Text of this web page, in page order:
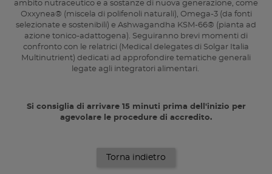
ambito nutraceutico e a sostanze di nuova generazione, come
Oxxynea® (miscela di polifenoli naturali), Omega-3 (da fonti
selezionate e sostenibili) e Ashwagandha KSM-66® (pianta ad
azione tonico-adattogena). Seguiranno brevi momenti di
confronto con le relatrici (Medical delegates di Solgar Italia
Multinutrient) dedicati ad approfondire tematiche generali
legate agli integratori alimentari.
Si consiglia di arrivare 15 minuti prima dell'inizio per
agevolare le procedure di accredito.
Torna indietro